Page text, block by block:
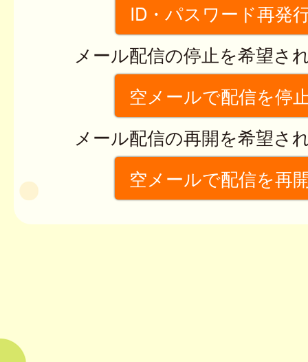
ID・パスワード再発
メール配信の停止を希望さ
空メールで配信を停
メール配信の再開を希望さ
空メールで配信を再